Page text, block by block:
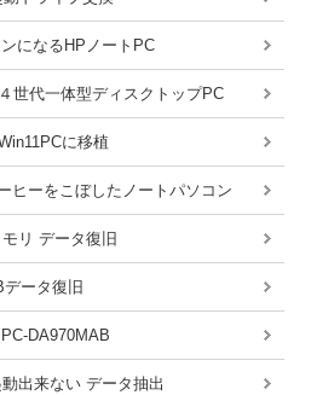
になるHPノートPC
世代一体型ディスクトップPC
に移植
ーをこぼしたノートパソコン
リ データ復旧
ータ復旧
DA970MAB
出来ない データ抽出